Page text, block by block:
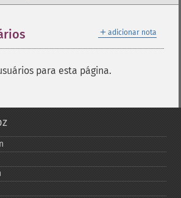
＋ adicionar nota
para esta página.